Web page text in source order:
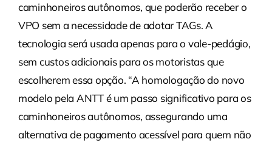
caminhoneiros autônomos, que poderão receber o
VPO sem a necessidade de adotar TAGs. A
tecnologia será usada apenas para o vale-pedágio,
sem custos adicionais para os motoristas que
escolherem essa opção. “A homologação do novo
modelo pela ANTT é um passo significativo para os
caminhoneiros autônomos, assegurando uma
alternativa de pagamento acessível para quem não